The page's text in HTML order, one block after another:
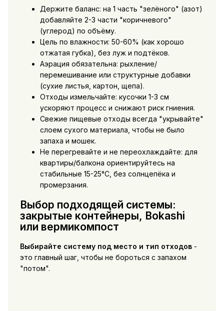
Держите баланс: на 1 часть "зелёного" (азот)
добавляйте 2-3 части "коричневого"
(углерод) по объёму.
Цель по влажности: 50-60% (как хорошо
отжатая губка), без луж и подтёков.
Аэрация обязательна: рыхление/
перемешивание или структурные добавки
(сухие листья, картон, щепа).
Отходы измельчайте: кусочки 1-3 см
ускоряют процесс и снижают риск гниения.
Свежие пищевые отходы всегда "укрывайте"
слоем сухого материала, чтобы не было
запаха и мошек.
Не перегревайте и не переохлаждайте: для
квартиры/балкона ориентируйтесь на
стабильные 15-25°C, без солнцепёка и
промерзания.
Выбор подходящей системы:
закрытые контейнеры, Bokashi
или вермикомпост
Выбирайте систему под место и тип отходов-
это главный шаг, чтобы не бороться с запахом
"потом".